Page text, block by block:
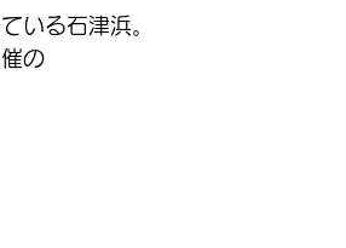
いる石津浜。
の